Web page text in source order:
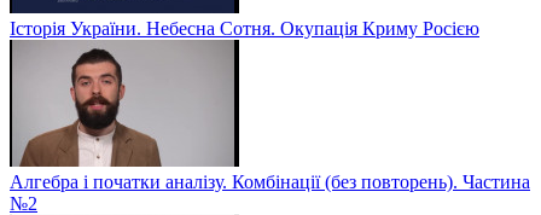
Історія України. Небесна Сотня. Окупація Криму Росією
Алгебра і початки аналізу. Комбінації (без повторень). Частина
№2